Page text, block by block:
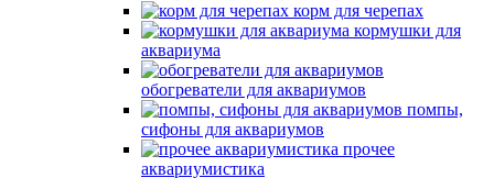
корм для черепах
кормушки для
аквариума
обогреватели для аквариумов
помпы,
сифоны для аквариумов
прочее
аквариумистика